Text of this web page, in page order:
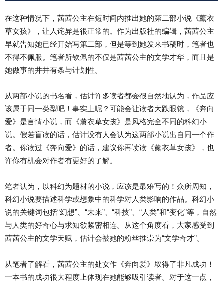
在这种情况下，茜茜公主在短时间内推出她的第二部小说《薰衣
草女孩》，让人诧异是很正常的。作为出版社的编辑，茜茜公主
早就告知她已经开始写第二部，但是等到她发来书稿时，笔者也
不得不佩服。笔者所钦佩的不仅是茜茜公主的文学才华，而且是
她做事的井井有条与计划性。
从两部小说的书名看，估计许多读者都会很自然地认为，作品应
该属于同一类型吧！事实上呢？可能会让读者大跌眼镜，《奔向
爱》是言情小说，而《薰衣草女孩》是风格完全不同的科幻小
说。假若盲读的话，估计没有人会认为这两部小说出自同一个作
者。你读过《奔向爱》的话，建议你再读读《薰衣草女孩》，也
许你有机会对作者有更好的了解。
笔者认为，以科幻为题材的小说，应该是最难写的！众所周知，
科幻小说要描述科学或想象中的科学对人类影响的作品。科幻小
说的关键词包括“幻想”、“未来”、“科技”、“人类”和“变化”等，自然
与人类的好奇心与求知欲紧密相连。从这个角度看，大家感受到
茜茜公主的文学天赋，估计会被她的粉丝推崇为“文学奇才”。
从笔者了解看，茜茜公主的处女作《奔向爱》取得了非凡成功！
一本书的成功很大程度上体现在她能够吸引读者。对于这一点，